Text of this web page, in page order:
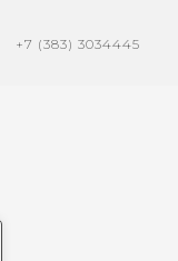
+7 (383) 3034445